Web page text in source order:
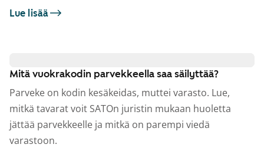
Lue lisää
Mitä vuokrakodin parvekkeella saa säilyttää?
Parveke on kodin kesäkeidas, muttei varasto. Lue,
mitkä tavarat voit SATOn juristin mukaan huoletta
jättää parvekkeelle ja mitkä on parempi viedä
varastoon.